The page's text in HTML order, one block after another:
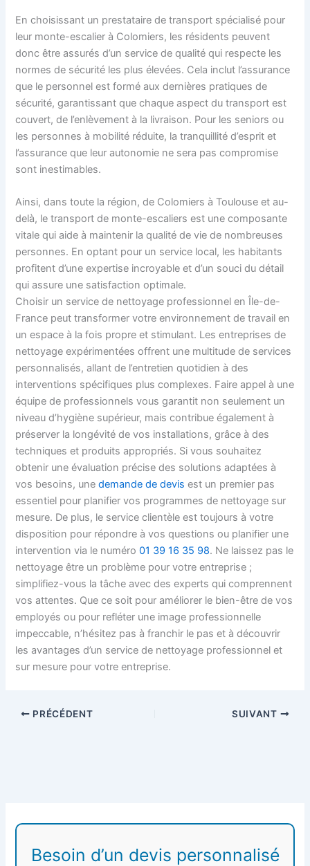
En choisissant un prestataire de transport spécialisé pour
leur monte-escalier à Colomiers, les résidents peuvent
donc être assurés d’un service de qualité qui respecte les
normes de sécurité les plus élevées. Cela inclut l’assurance
que le personnel est formé aux dernières pratiques de
sécurité, garantissant que chaque aspect du transport est
couvert, de l’enlèvement à la livraison. Pour les seniors ou
les personnes à mobilité réduite, la tranquillité d’esprit et
l’assurance que leur autonomie ne sera pas compromise
sont inestimables.
Ainsi, dans toute la région, de Colomiers à Toulouse et au-
delà, le transport de monte-escaliers est une composante
vitale qui aide à maintenir la qualité de vie de nombreuses
personnes. En optant pour un service local, les habitants
profitent d’une expertise incroyable et d’un souci du détail
qui assure une satisfaction optimale.
Choisir un service de nettoyage professionnel en Île-de-
France peut transformer votre environnement de travail en
un espace à la fois propre et stimulant. Les entreprises de
nettoyage expérimentées offrent une multitude de services
personnalisés, allant de l’entretien quotidien à des
interventions spécifiques plus complexes. Faire appel à une
équipe de professionnels vous garantit non seulement un
niveau d’hygiène supérieur, mais contribue également à
préserver la longévité de vos installations, grâce à des
techniques et produits appropriés. Si vous souhaitez
obtenir une évaluation précise des solutions adaptées à
vos besoins, unedemande de devis est un premier pas
essentiel pour planifier vos programmes de nettoyage sur
mesure. De plus, le service clientèle est toujours à votre
disposition pour répondre à vos questions ou planifier une
intervention via le numéro01 39 16 35 98. Ne laissez pas le
nettoyage être un problème pour votre entreprise ;
simplifiez-vous la tâche avec des experts qui comprennent
vos attentes. Que ce soit pour améliorer le bien-être de vos
employés ou pour refléter une image professionnelle
impeccable, n’hésitez pas à franchir le pas et à découvrir
les avantages d’un service de nettoyage professionnel et
sur mesure pour votre entreprise.
PRÉCÉDENT SUIVANT
Besoin d’un devis personnalisé